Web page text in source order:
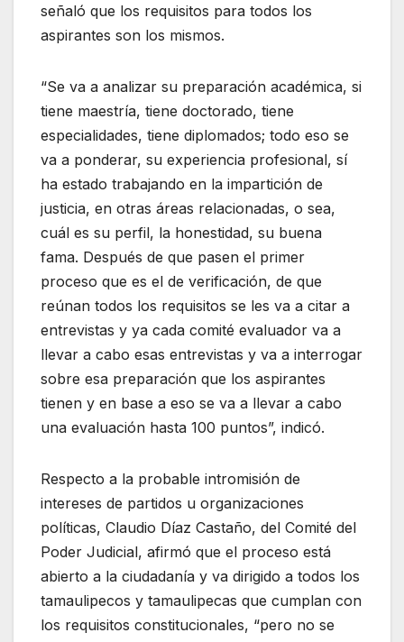
señaló que los requisitos para todos los
aspirantes son los mismos.
“Se va a analizar su preparación académica, si
tiene maestría, tiene doctorado, tiene
especialidades, tiene diplomados; todo eso se
va a ponderar, su experiencia profesional, sí
ha estado trabajando en la impartición de
justicia, en otras áreas relacionadas, o sea,
cuál es su perfil, la honestidad, su buena
fama. Después de que pasen el primer
proceso que es el de verificación, de que
reúnan todos los requisitos se les va a citar a
entrevistas y ya cada comité evaluador va a
llevar a cabo esas entrevistas y va a interrogar
sobre esa preparación que los aspirantes
tienen y en base a eso se va a llevar a cabo
una evaluación hasta 100 puntos”, indicó.
Respecto a la probable intromisión de
intereses de partidos u organizaciones
políticas, Claudio Díaz Castaño, del Comité del
Poder Judicial, afirmó que el proceso está
abierto a la ciudadanía y va dirigido a todos los
tamaulipecos y tamaulipecas que cumplan con
los requisitos constitucionales, “pero no se